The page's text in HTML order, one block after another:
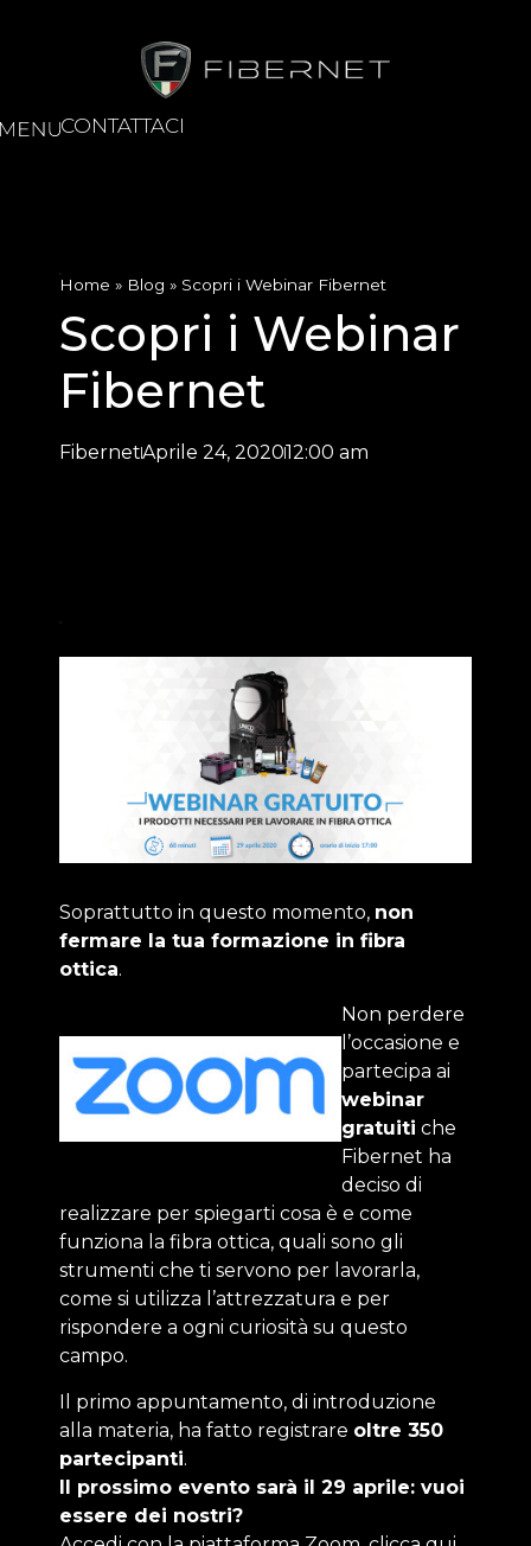
CONTATTACI
Home » Blog » Scopri i Webinar Fibernet
Scopri i Webinar
Fibernet
FibernetAprile 24, 202012:00 am
Soprattutto in questo momento, non
fermare la tua formazione in fibra
ottica.
Non perdere
l’occasione e
partecipa ai
webinar
gratuiti che
Fibernet ha
deciso di
realizzare per spiegarti cosa è e come
funziona la fibra ottica, quali sono gli
strumenti che ti servono per lavorarla,
come si utilizza l’attrezzatura e per
rispondere a ogni curiosità su questo
campo.
Il primo appuntamento, di introduzione
alla materia, ha fatto registrare oltre 350
partecipanti.
Il prossimo evento sarà il 29 aprile: vuoi
essere dei nostri?